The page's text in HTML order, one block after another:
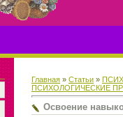
Главная » Статьи »
ПСИХОЛОГИЧЕСКИЕ
Освоение